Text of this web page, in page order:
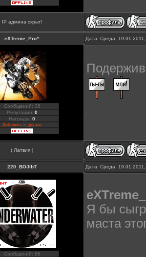
IP админа скрыт!
eXTreme_Pro^ Дата: Среда,
Сообщений: 36
Репутация: 0
Награды:0
Добавить в друзья
( Латвия )
220_BOJIbT Дата: Среда,
Сообщений: 86
Я бы
маста